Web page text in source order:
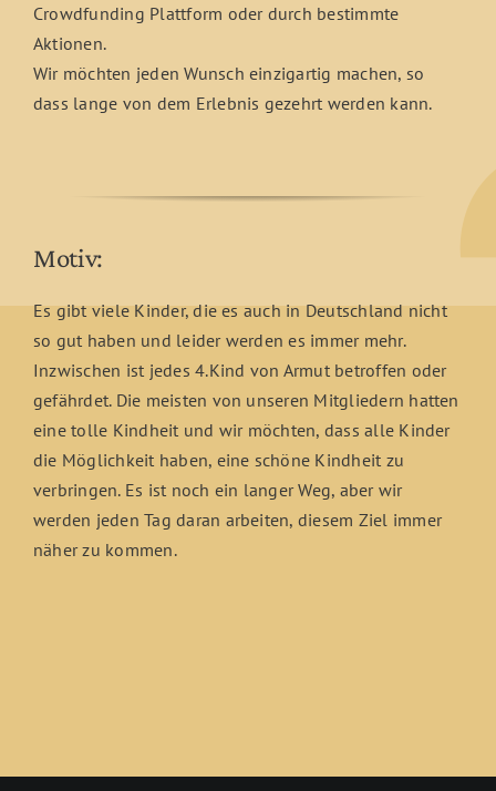
Crowdfunding Plattform oder durch bestimmte
Aktionen.
Wir möchten jeden Wunsch einzigartig machen, so
dass lange von dem Erlebnis gezehrt werden kann.
Motiv:
Es gibt viele Kinder, die es auch in Deutschland nicht
so gut haben und leider werden es immer mehr.
Inzwischen ist jedes 4.Kind von Armut betroffen oder
gefährdet. Die meisten von unseren Mitgliedern hatten
eine tolle Kindheit und wir möchten, dass alle Kinder
die Möglichkeit haben, eine schöne Kindheit zu
verbringen. Es ist noch ein langer Weg, aber wir
werden jeden Tag daran arbeiten, diesem Ziel immer
näher zu kommen.